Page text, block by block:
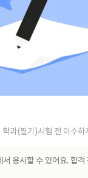
과(필기)시험 전 이수하
서 응시할 수 있어요. 합